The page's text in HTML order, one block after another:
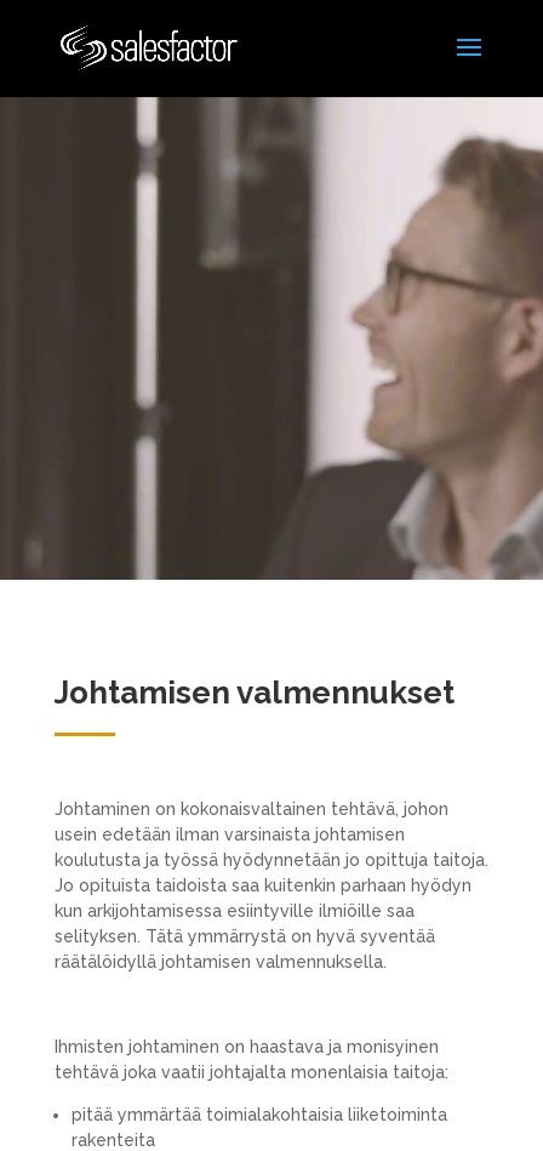
Johtamisen valmennukset
Johtaminen on kokonaisvaltainen tehtävä, johon
usein edetään ilman varsinaista johtamisen
koulutusta ja työssä hyödynnetään jo opittuja taitoja.
Jo opituista taidoista saa kuitenkin parhaan hyödyn
kun arkijohtamisessa esiintyville ilmiöille saa
selityksen. Tätä ymmärrystä on hyvä syventää
räätälöidyllä johtamisen valmennuksella.
Ihmisten johtaminen on haastava ja monisyinen
tehtävä joka vaatii johtajalta monenlaisia taitoja:
pitää ymmärtää toimialakohtaisia liiketoiminta
rakenteita